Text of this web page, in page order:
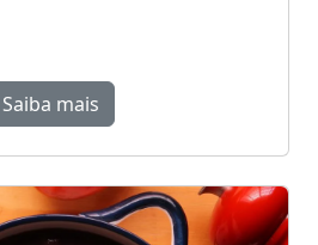
Saiba mais